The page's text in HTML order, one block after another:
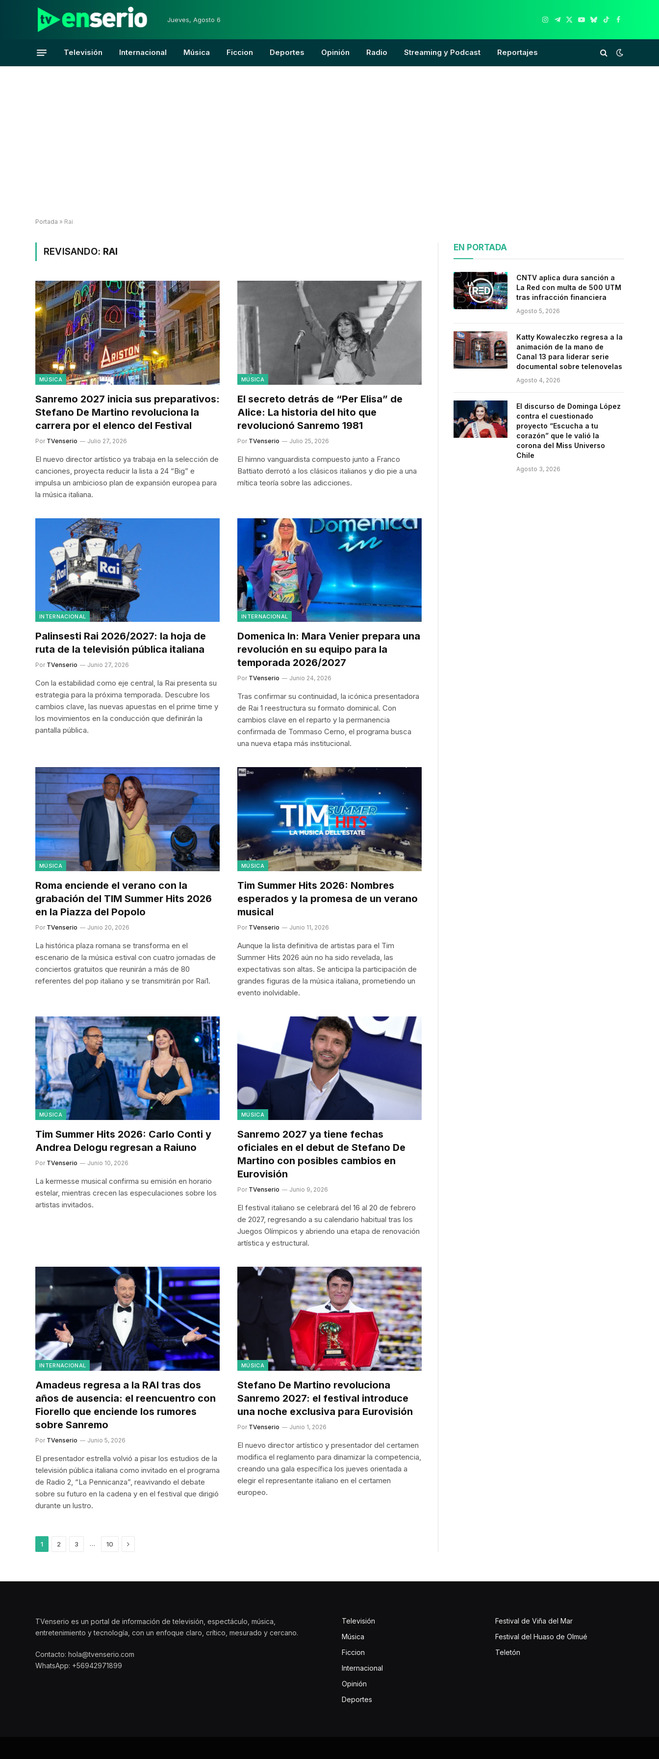
Jueves, Agosto 6
Instagram
Telegram
X
YouTube
Bluesky
TikTokFacebook
Televisión Internacional Música Ficcion Deportes Opinión Radio Streaming y Podcast Reportajes
Portada » Rai
REVISANDO: RAI
MÚSICA
Sanremo 2027 inicia sus preparativos:
Stefano De Martino revoluciona la
carrera por el elenco del Festival
Por TVenserio Julio 27, 2026
El nuevo director artístico ya trabaja en la selección de
canciones, proyecta reducir la lista a 24 “Big” e
impulsa un ambicioso plan de expansión europea para
la música italiana.
MÚSICA
El secreto detrás de “Per Elisa” de
Alice: La historia del hito que
revolucionó Sanremo 1981
Por TVenserio Julio 25, 2026
El himno vanguardista compuesto junto a Franco
Battiato derrotó a los clásicos italianos y dio pie a una
mítica teoría sobre las adicciones.
INTERNACIONAL
Palinsesti Rai 2026/2027: la hoja de
ruta de la televisión pública italiana
Por TVenserio Junio 27, 2026
Con la estabilidad como eje central, la Rai presenta su
estrategia para la próxima temporada. Descubre los
cambios clave, las nuevas apuestas en el prime time y
los movimientos en la conducción que definirán la
pantalla pública.
INTERNACIONAL
Domenica In: Mara Venier prepara una
revolución en su equipo para la
temporada 2026/2027
Por TVenserio Junio 24, 2026
Tras confirmar su continuidad, la icónica presentadora
de Rai 1 reestructura su formato dominical. Con
cambios clave en el reparto y la permanencia
confirmada de Tommaso Cerno, el programa busca
una nueva etapa más institucional.
MÚSICA
Roma enciende el verano con la
grabación del TIM Summer Hits 2026
en la Piazza del Popolo
Por TVenserio Junio 20, 2026
La histórica plaza romana se transforma en el
escenario de la música estival con cuatro jornadas de
conciertos gratuitos que reunirán a más de 80
referentes del pop italiano y se transmitirán por Rai1.
MÚSICA
Tim Summer Hits 2026: Nombres
esperados y la promesa de un verano
musical
Por TVenserio Junio 11, 2026
Aunque la lista definitiva de artistas para el Tim
Summer Hits 2026 aún no ha sido revelada, las
expectativas son altas. Se anticipa la participación de
grandes figuras de la música italiana, prometiendo un
evento inolvidable.
MÚSICA
Tim Summer Hits 2026: Carlo Conti y
Andrea Delogu regresan a Raiuno
Por TVenserio Junio 10, 2026
La kermesse musical confirma su emisión en horario
estelar, mientras crecen las especulaciones sobre los
artistas invitados.
MÚSICA
Sanremo 2027 ya tiene fechas
oficiales en el debut de Stefano De
Martino con posibles cambios en
Eurovisión
Por TVenserio Junio 9, 2026
El festival italiano se celebrará del 16 al 20 de febrero
de 2027, regresando a su calendario habitual tras los
Juegos Olímpicos y abriendo una etapa de renovación
artística y estructural.
INTERNACIONAL
Amadeus regresa a la RAI tras dos
años de ausencia: el reencuentro con
Fiorello que enciende los rumores
sobre Sanremo
Por TVenserio Junio 5, 2026
El presentador estrella volvió a pisar los estudios de la
televisión pública italiana como invitado en el programa
de Radio 2, “La Pennicanza”, reavivando el debate
sobre su futuro en la cadena y en el festival que dirigió
durante un lustro.
MÚSICA
Stefano De Martino revoluciona
Sanremo 2027: el festival introduce
una noche exclusiva para Eurovisión
Por TVenserio Junio 1, 2026
El nuevo director artístico y presentador del certamen
modifica el reglamento para dinamizar la competencia,
creando una gala específica los jueves orientada a
elegir el representante italiano en el certamen
europeo.
1 2 3 … 10 Siguiente
EN PORTADA
CNTV aplica dura sanción a
La Red con multa de 500 UTM
tras infracción financiera
Agosto 5, 2026
Katty Kowaleczko regresa a la
animación de la mano de
Canal 13 para liderar serie
documental sobre telenovelas
Agosto 4, 2026
El discurso de Dominga López
contra el cuestionado
proyecto “Escucha a tu
corazón” que le valió la
corona del Miss Universo
Chile
Agosto 3, 2026
TVenserio es un portal de información de televisión, espectáculo, música,
entretenimiento y tecnología, con un enfoque claro, crítico, mesurado y cercano.
Contacto: hola@tvenserio.com
WhatsApp: +56942971899
Televisión
Música
Ficcion
Internacional
Opinión
Deportes
Festival de Viña del Mar
Festival del Huaso de Olmué
Teletón